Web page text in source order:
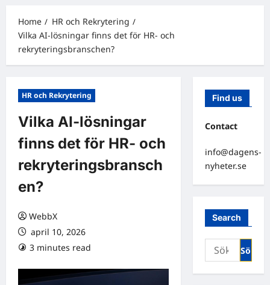
Home
HR och Rekrytering
Vilka AI-lösningar finns det för HR- och
rekryteringsbranschen?
HR och Rekrytering
Vilka AI-lösningar
finns det för HR- och
rekryteringsbransch
en?
WebbX
april 10, 2026
3 minutes read
Find us
Contact
info@dagens-
nyheter.se
Search
Sök
efter: